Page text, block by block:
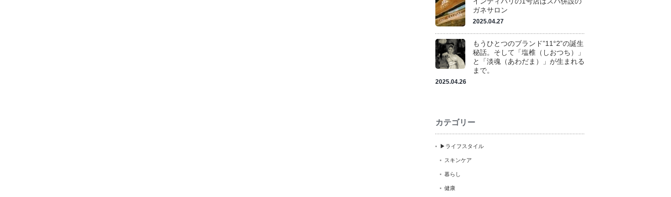
ガネサロン
2025.04.27
もうひとつのブランド”11°2”の誕生
秘話。そして「塩椎（しおつち）」
と「淡魂（あわだま）」が生まれる
まで。
2025.04.26
カテゴリー
▶ライフスタイル
スキンケア
暮らし
健康